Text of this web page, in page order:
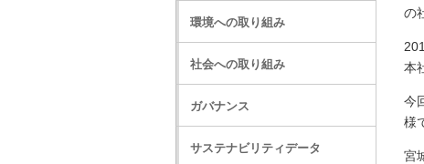
の
本
今
様
宮
環境への取り組み
社会への取り組み
ガバナンス
サステナビリティデータ